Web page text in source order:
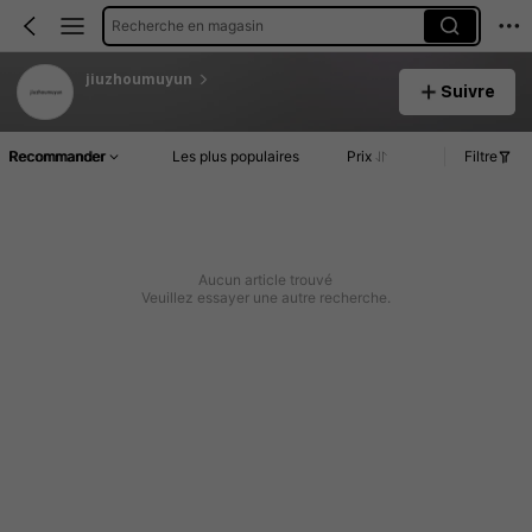
Recherche en magasin
jiuzhoumuyun
Suivre
Recommander Les plus populaires Prix Filtre
Aucun article trouvé
Veuillez essayer une autre recherche.